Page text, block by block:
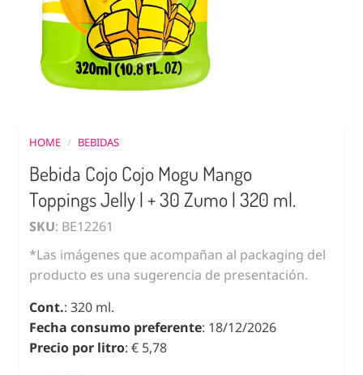
HOME / BEBIDAS
Bebida Cojo Cojo Mogu Mango
Toppings Jelly | + 30 Zumo | 320 ml.
SKU: BE12261
*Las imágenes que acompañan al packaging del
producto es una sugerencia de presentación.
Cont.: 320 ml.
Fecha consumo preferente: 18/12/2026
Precio por litro: € 5,78